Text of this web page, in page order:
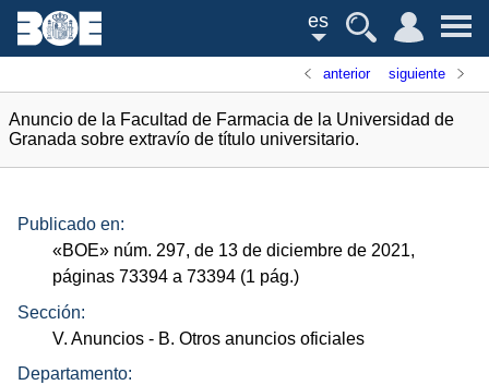
es
anterior siguiente
Anuncio de la Facultad de Farmacia de la Universidad de
Granada sobre extravío de título universitario.
Publicado en:
«BOE» núm. 297, de 13 de diciembre de 2021,
páginas 73394 a 73394 (1 pág.)
Sección:
V. Anuncios - B. Otros anuncios oficiales
Departamento: